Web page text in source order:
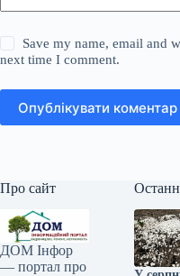
Save my name, email and
next time I comment.
Опублікувати коментар
Про сайт
ДОМ Інфор
— портал про